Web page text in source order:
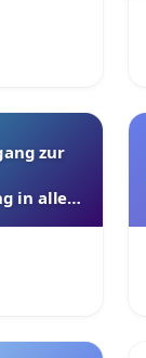
zur
in allen